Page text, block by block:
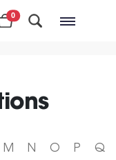
0
M N O P Q